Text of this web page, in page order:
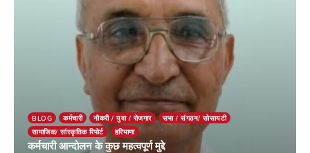
BLOG कर्मचारी नौकरी / युवा / रोजगार
सभा / संगठन/ सोसायटी
सामाजिक/ सांस्कृतिक रिपोर्ट
हरियाणा
कर्मचारी आन्दोलन के कुछ महत्वपूर्ण मुद्दे